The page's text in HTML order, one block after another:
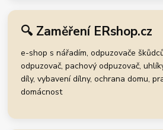
🔍 Zaměření ERshop.cz
e-shop s nářadím, odpuzovače
odpuzovač, pachový odpuzovač,
díly, vybavení dílny, ochrana domu,
domácnost